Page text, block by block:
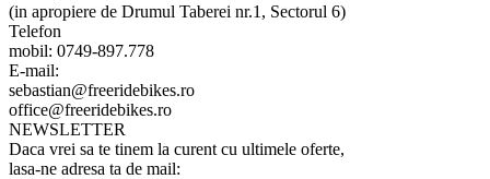
(in apropiere de Drumul Taberei nr.1, Sectorul 6)
Telefon
mobil: 0749-897.778
E-mail:
sebastian@freeridebikes.ro
office@freeridebikes.ro
NEWSLETTER
Daca vrei sa te tinem la curent cu ultimele oferte,
lasa-ne adresa ta de mail: